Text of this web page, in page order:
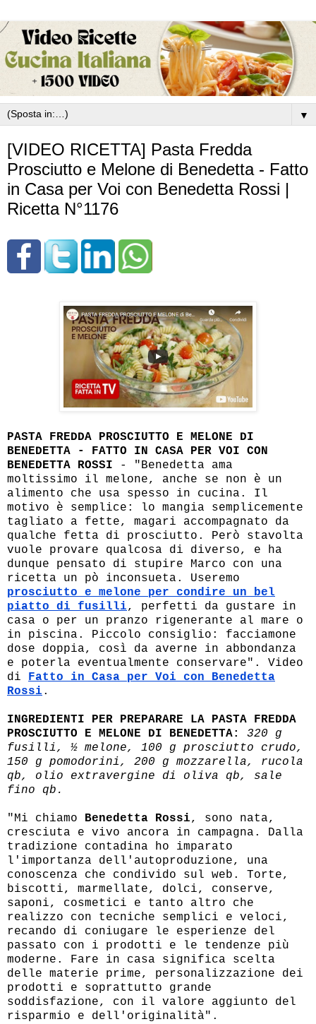
▼
[VIDEO RICETTA] Pasta Fredda
Prosciutto e Melone di Benedetta - Fatto
in Casa per Voi con Benedetta Rossi |
Ricetta N°1176
PASTA FREDDA PROSCIUTTO E MELONE DI
BENEDETTA - FATTO IN CASA PER VOI CON
BENEDETTA ROSSI - "Benedetta ama
moltissimo il melone, anche se non è un
alimento che usa spesso in cucina. Il
motivo è semplice: lo mangia semplicemente
tagliato a fette, magari accompagnato da
qualche fetta di prosciutto. Però stavolta
vuole provare qualcosa di diverso, e ha
dunque pensato di stupire Marco con una
ricetta un pò inconsueta. Useremo
prosciutto e melone per condire un bel
piatto di fusilli, perfetti da gustare in
casa o per un pranzo rigenerante al mare o
in piscina. Piccolo consiglio: facciamone
dose doppia, così da averne in abbondanza
e poterla eventualmente conservare". Video
di Fatto in Casa per Voi con Benedetta
Rossi .
INGREDIENTI PER PREPARARE LA PASTA FREDDA
PROSCIUTTO E MELONE DI BENEDETTA:
320 g
fusilli, ½ melone, 100 g prosciutto crudo,
150 g pomodorini, 200 g mozzarella, rucola
qb, olio extravergine di oliva qb, sale
fino qb.
"Mi chiamo Benedetta Rossi, sono nata,
cresciuta e vivo ancora in campagna. Dalla
tradizione contadina ho imparato
l'importanza dell'autoproduzione, una
conoscenza che condivido sul web. Torte,
biscotti, marmellate, dolci, conserve,
saponi, cosmetici e tanto altro che
realizzo con tecniche semplici e veloci,
recando di coniugare le esperienze del
passato con i prodotti e le tendenze più
moderne. Fare in casa significa scelta
delle materie prime, personalizzazione dei
prodotti e soprattutto grande
soddisfazione, con il valore aggiunto del
risparmio e dell'originalità".